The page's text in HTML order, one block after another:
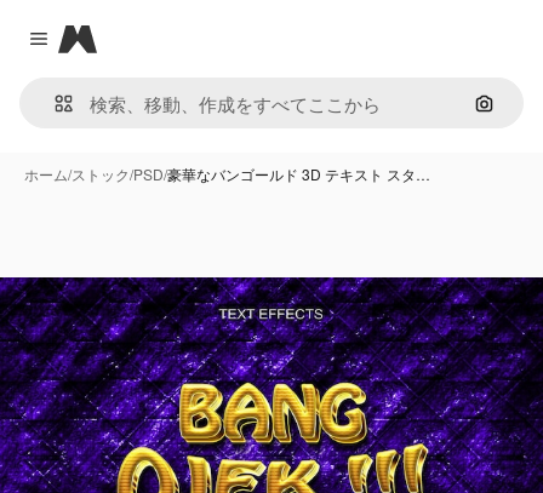
Close menu
Magnific
画像で
ホーム/ストック/PSD/豪華なバンゴールド 3D テキスト スタ…